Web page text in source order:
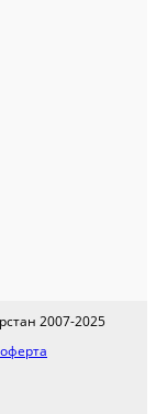
2007-2025